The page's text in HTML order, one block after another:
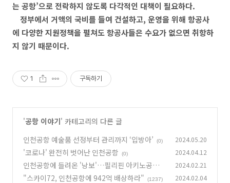
는 공항’으로 전락하지 않도록 다각적인 대책이 필요하다.
정부에서 거액의 국비를 들여 건설하고, 운영을 위해 항공사
에 다양한 지원정책을 펼쳐도 항공사들은 수요가 없으면 취항하
지 않기 때문이다.
1 구독하기
'공항 이야기' 카테고리의 다른 글
인천공항 예술품 선정부터 관리까지 ‘입방아’
(0) 2024.05.20
'코로나' 완전히 벗어난 인천공항 (0) 2024.04.12
인천공항에 들려온 '낭보'…필리핀 아키노공항
개발·운영권 수주 (4)
2024.02.21
"스카이72, 인천공항에 942억 배상하라" (1237) 2024.02.04